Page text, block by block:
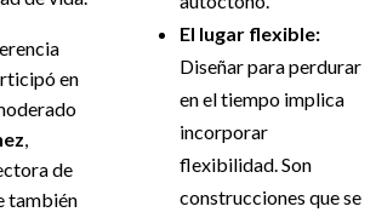
en
de
también
El lugar flexible:
Diseñar para perdurar
en el tiempo implica
incorporar
flexibilidad. Son
construcciones que se